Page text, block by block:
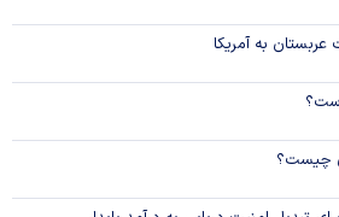
به آمریکا
چیست؟